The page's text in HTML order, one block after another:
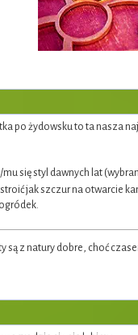
po żydowsku to ta nasza
mu się styl dawnych lat
jak szczur na otwarcie
są z natury dobre, choć